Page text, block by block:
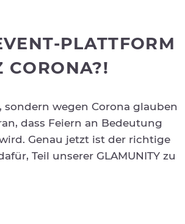
PLATTFORM
CORONA?!
sondern wegen Corona glauben
dass Feiern an Bedeutung
Genau jetzt ist der richtige
Teil unserer GLAMUNITY zu